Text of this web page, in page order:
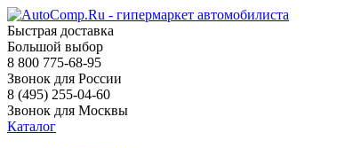
Быстрая доставка
Большой выбор
8 800 775-68-95
Звонок для России
8 (495) 255-04-60
Звонок для Москвы
Каталог